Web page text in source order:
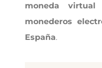
moneda
monederos
España.